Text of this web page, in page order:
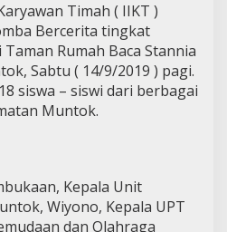
Timah ( IIKT )
Bercerita tingkat
Taman Rumah Baca Stannia
Sabtu ( 14/9/2019 ) pagi.
siswa – siswi dari berbagai
Muntok.
Kepala Unit
Wiyono, Kepala UPT
dan Olahraga